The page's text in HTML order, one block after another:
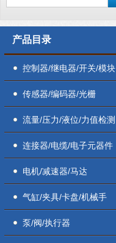
产品目录
控制器/继电器/开关/模块
传感器/编码器/光栅
流量/压力/液位/力值检测
连接器/电缆/电子元器件
电机/减速器/马达
气缸/夹具/卡盘/机械手
泵/阀/执行器